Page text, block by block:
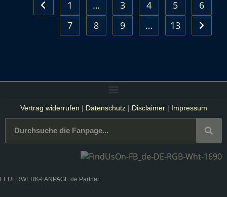
1 … 3 4 5
6
7
8 9 … 13
Vertrag widerrufen | Datenschutz| Disclaimer| Impressum
FEUERWERK-FANPAGE.de Partner: